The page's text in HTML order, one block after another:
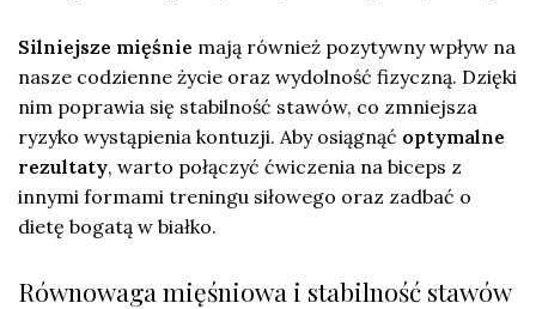
Silniejsze mięśnie mają również pozytywny wpływ na
nasze codzienne życie oraz wydolność fizyczną. Dzięki
nim poprawia się stabilność stawów, co zmniejsza
ryzyko wystąpienia kontuzji. Aby osiągnąć optymalne
rezultaty, warto połączyć ćwiczenia na biceps z
innymi formami treningu siłowego oraz zadbać o
dietę bogatą w białko.
Równowaga mięśniowa i stabilność stawów